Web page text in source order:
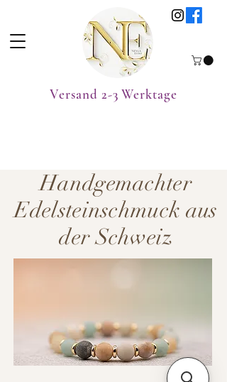
Versand 2-3 Werktage
Handgemachter
Edelsteinschmuck aus
der Schweiz